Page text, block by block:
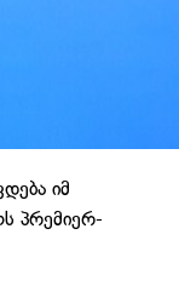
იმ
პრემიერ-